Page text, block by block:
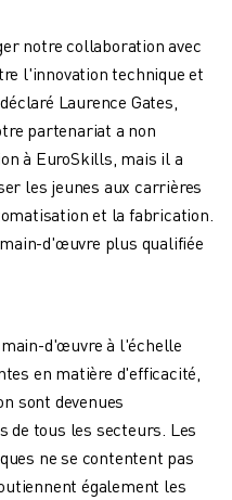
ET COLIS
notre collaboration avec
l'innovation technique et
Laurence Gates,
partenariat a non
à EuroSkills, mais il a
les jeunes aux carrières
et la fabrication.
d'œuvre plus qualifiée
d'œuvre à l'échelle
en matière d'efficacité,
sont devenues
de tous les secteurs. Les
ne se contentent pas
également les